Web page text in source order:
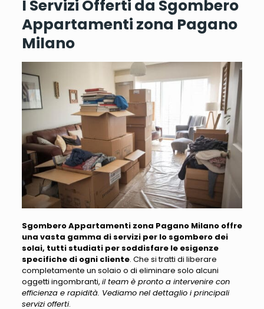
I Servizi Offerti da Sgombero
Appartamenti zona Pagano
Milano
Sgombero Appartamenti zona Pagano Milano offre
una vasta gamma di servizi per lo sgombero dei
solai, tutti studiati per soddisfare le esigenze
specifiche di ogni cliente. Che si tratti di liberare
completamente un solaio o di eliminare solo alcuni
oggetti ingombranti, il team è pronto a intervenire con
efficienza e rapidità. Vediamo nel dettaglio i principali
servizi offerti.